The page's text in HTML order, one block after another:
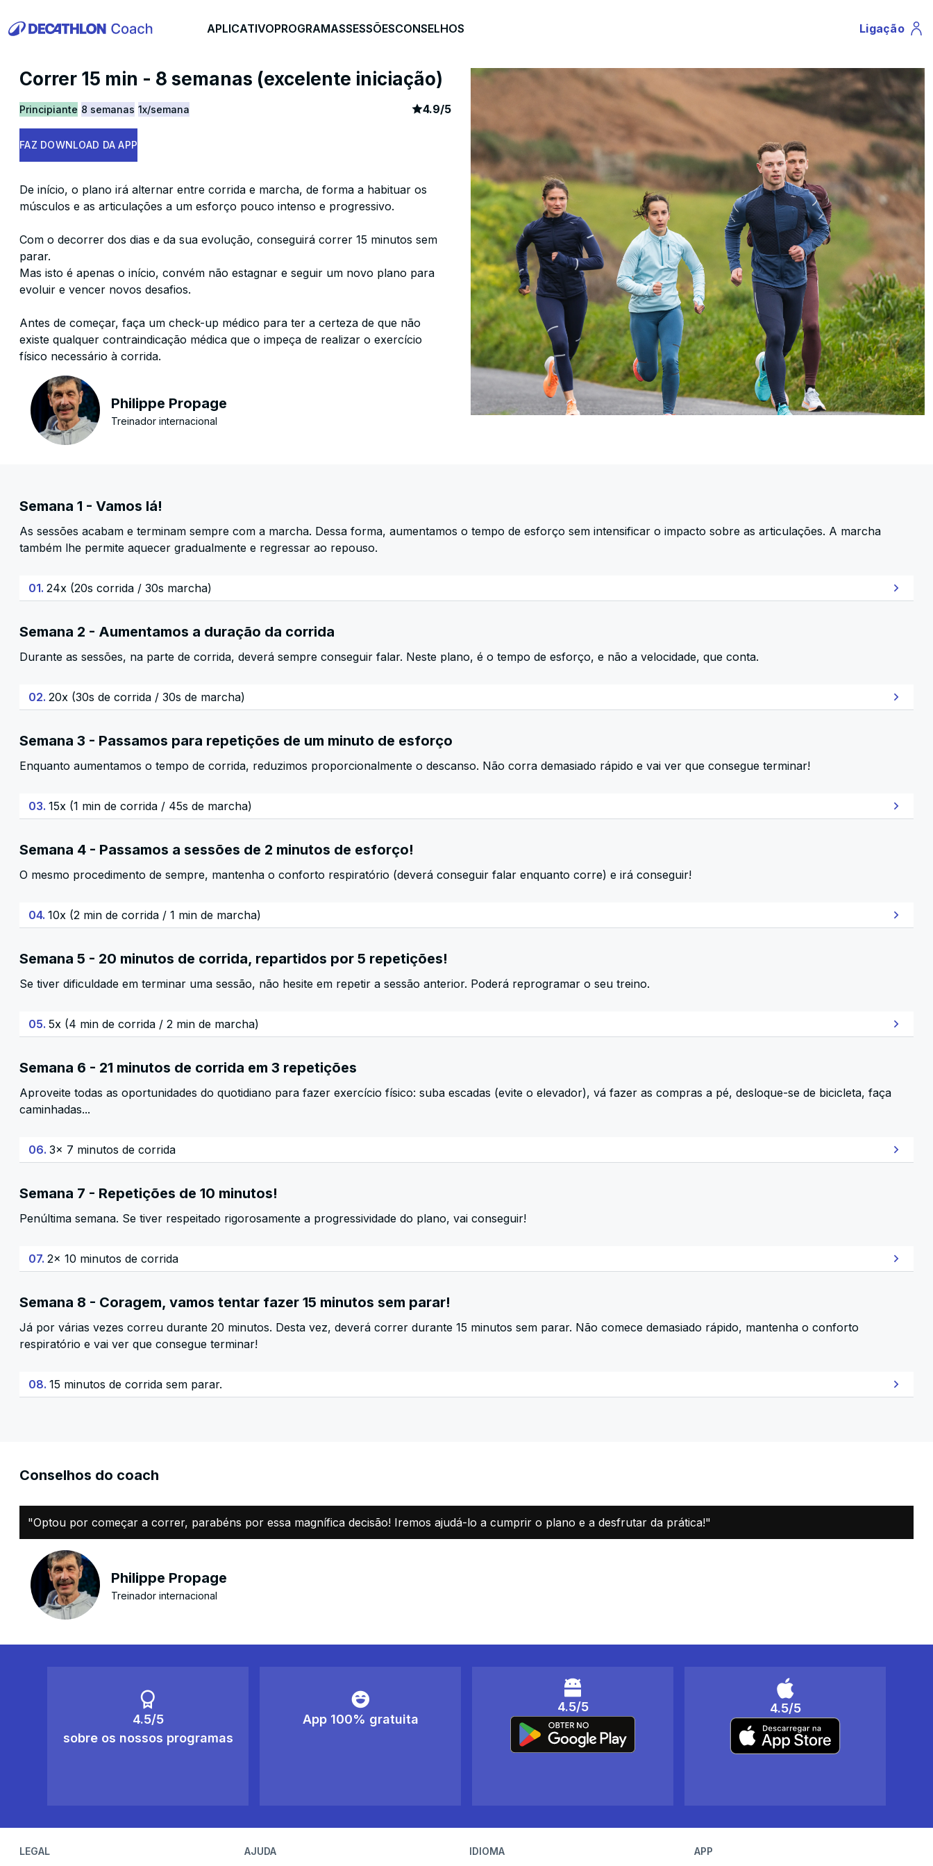
APLICATIVOPROGRAMASSESSÕESCONSELHOS Profile
Ligação
Correr 15 min - 8 semanas (excelente iniciação)
Principiante 8 semanas 1x/semana article rating
4.9/52029
FAZ DOWNLOAD DA APP
De início, o plano irá alternar entre corrida e marcha, de forma a habituar os
músculos e as articulações a um esforço pouco intenso e progressivo.
Com o decorrer dos dias e da sua evolução, conseguirá correr 15 minutos sem
parar.
Mas isto é apenas o início, convém não estagnar e seguir um novo plano para
evoluir e vencer novos desafios.
Antes de começar, faça um check-up médico para ter a certeza de que não
existe qualquer contraindicação médica que o impeça de realizar o exercício
físico necessário à corrida.
Philippe Propage
Treinador internacional
Semana 1 - Vamos lá!
As sessões acabam e terminam sempre com a marcha. Dessa forma, aumentamos o tempo de esforço sem intensificar o impacto sobre as articulações. A marcha
também lhe permite aquecer gradualmente e regressar ao repouso.
01. 24x (20s corrida / 30s marcha)
Semana 2 - Aumentamos a duração da corrida
Durante as sessões, na parte de corrida, deverá sempre conseguir falar. Neste plano, é o tempo de esforço, e não a velocidade, que conta.
02. 20x (30s de corrida / 30s de marcha)
Semana 3 - Passamos para repetições de um minuto de esforço
Enquanto aumentamos o tempo de corrida, reduzimos proporcionalmente o descanso. Não corra demasiado rápido e vai ver que consegue terminar!
03. 15x (1 min de corrida / 45s de marcha)
Semana 4 - Passamos a sessões de 2 minutos de esforço!
O mesmo procedimento de sempre, mantenha o conforto respiratório (deverá conseguir falar enquanto corre) e irá conseguir!
04. 10x (2 min de corrida / 1 min de marcha)
Semana 5 - 20 minutos de corrida, repartidos por 5 repetições!
Se tiver dificuldade em terminar uma sessão, não hesite em repetir a sessão anterior. Poderá reprogramar o seu treino.
05. 5x (4 min de corrida / 2 min de marcha)
Semana 6 - 21 minutos de corrida em 3 repetições
Aproveite todas as oportunidades do quotidiano para fazer exercício físico: suba escadas (evite o elevador), vá fazer as compras a pé, desloque-se de bicicleta, faça
caminhadas...
06. 3x 7 minutos de corrida
Semana 7 - Repetições de 10 minutos!
Penúltima semana. Se tiver respeitado rigorosamente a progressividade do plano, vai conseguir!
07. 2x 10 minutos de corrida
Semana 8 - Coragem, vamos tentar fazer 15 minutos sem parar!
Já por várias vezes correu durante 20 minutos. Desta vez, deverá correr durante 15 minutos sem parar. Não comece demasiado rápido, mantenha o conforto
respiratório e vai ver que consegue terminar!
08. 15 minutos de corrida sem parar.
Conselhos do coach
"Optou por começar a correr, parabéns por essa magnífica decisão! Iremos ajudá-lo a cumprir o plano e a desfrutar da prática!"
Philippe Propage
Treinador internacional
4.5/5
sobre os nossos programas
App 100% gratuita
4.5/5 4.5/5
LEGAL
AJUDA
IDIOMA
APP